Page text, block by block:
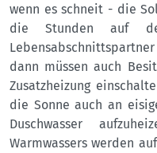
wenn es schneit - die
die Stunden auf
dann müssen auch
Zusatzheizung
die Sonne auch an
Duschwasser
Warmwassers werden